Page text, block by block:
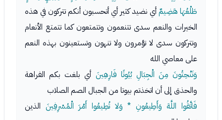
طَلْعُهَا هَضِيمٌأي نضيد كثير أي أتحسبون أنكم تتركون في هذه
الخيرات والنعم سدى تتنعمون وتتمتعون كما تتمتع الأنعام
وتتركون سدى لا تؤمرون ولا تنهون وتستعينون بهذه النعم
على معاصي الله
وَتَنْحِتُونَ مِنَ الْجِبَالِ بُيُوتًا فَارِهِينَ أي بلغت بكم الفراهة
والحذق إلى أن اتخذتم بيوتا من الجبال الصم الصلاب
فَاتَّقُوا اللَّهَ وَأَطِيعُونِ * وَلا تُطِيعُوا أَمْرَ الْمُسْرِفِينَ الذين